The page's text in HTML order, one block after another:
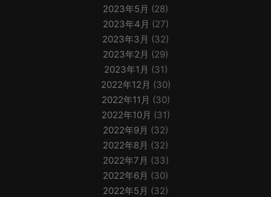
2023年5月 (28)
2023年4月 (27)
2023年3月 (32)
2023年2月 (29)
2023年1月 (31)
2022年12月 (30)
2022年11月 (30)
2022年10月 (31)
2022年9月 (32)
2022年8月 (32)
2022年7月 (33)
2022年6月 (30)
2022年5月 (32)